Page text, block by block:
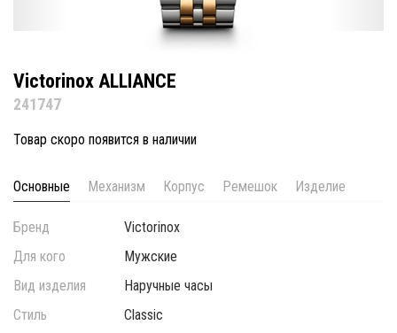
Victorinox ALLIANCE
241747
Товар скоро появится в наличии
Основные Механизм Корпус Ремешок Изделие
Бренд
Victorinox
Для кого
Мужские
Вид изделия
Наручные часы
Стиль
Classic